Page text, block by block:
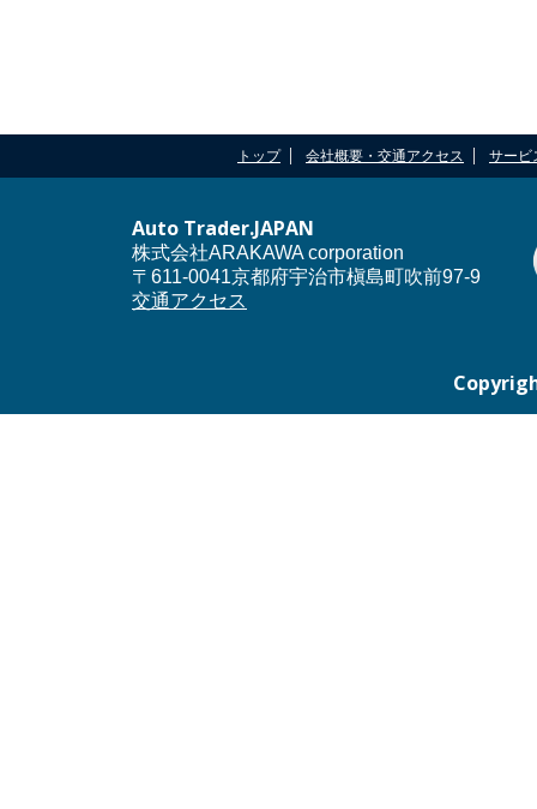
トップ 会社概要・交通アクセス サービ
Auto Trader.JAPAN
株式会社ARAKAWA corporation
〒611-0041京都府宇治市槇島町吹前97-9
交通アクセス